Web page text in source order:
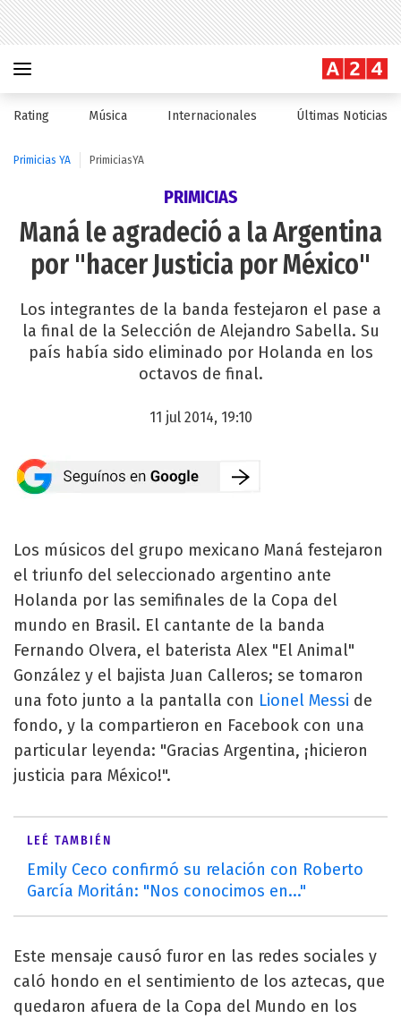
Rating Música Internacionales Últimas Noticias
Primicias YA PrimiciasYA
PRIMICIAS
Maná le agradeció a la Argentina
por "hacer Justicia por México"
Los integrantes de la banda festejaron el pase a
la final de la Selección de Alejandro Sabella. Su
país había sido eliminado por Holanda en los
octavos de final.
11 jul 2014, 19:10
Los músicos del grupo mexicano Maná festejaron
el triunfo del seleccionado argentino ante
Holanda por las semifinales de la Copa del
mundo en Brasil. El cantante de la banda
Fernando Olvera, el baterista Alex "El Animal"
González y el bajista Juan Calleros; se tomaron
una foto junto a la pantalla con Lionel Messi de
fondo, y la compartieron en Facebook con una
particular leyenda: "Gracias Argentina, ¡hicieron
justicia para México!".
LEÉ TAMBIÉN
Emily Ceco confirmó su relación con Roberto
García Moritán: "Nos conocimos en..."
Este mensaje causó furor en las redes sociales y
caló hondo en el sentimiento de los aztecas, que
quedaron afuera de la Copa del Mundo en los